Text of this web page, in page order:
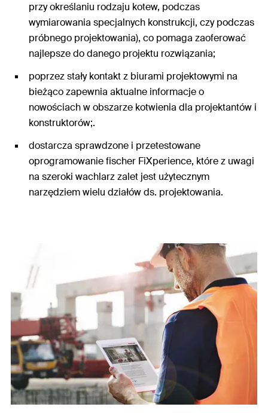
przy określaniu rodzaju kotew, podczas
wymiarowania specjalnych konstrukcji, czy podczas
próbnego projektowania), co pomaga zaoferować
najlepsze do danego projektu rozwiązania;
poprzez stały kontakt z biurami projektowymi na
bieżąco zapewnia aktualne informacje o
nowościach w obszarze kotwienia dla projektantów i
konstruktorów;.
dostarcza sprawdzone i przetestowane
oprogramowanie fischer FiXperience, które z uwagi
na szeroki wachlarz zalet jest użytecznym
narzędziem wielu działów ds. projektowania.